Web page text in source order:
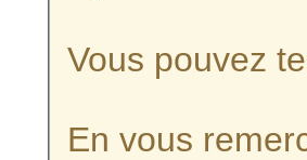
Vous pouvez
En vous